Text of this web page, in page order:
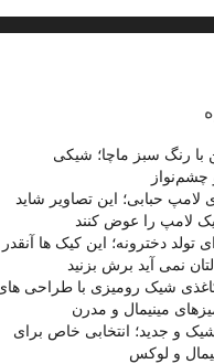
رنگ سبز ماچا؛ شیکی
چشم‌نواز
لامپ حبابی؛ این تصاویر شاید
لامپ را عوض کنند
تولد دخترونه؛ این کیک ها آنقدر
نمی آید برش بزنید
شیک رومیزی با طراحی های
مینیمال و مدرن
و جدید؛ انتخابی خاص برای
و لوکس